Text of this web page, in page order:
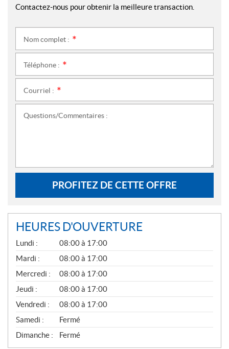
Contactez-nous pour obtenir la meilleure transaction.
Nom complet :
Téléphone :
Courriel :
Questions/Commentaires :
PROFITEZ DE CETTE OFFRE
HEURES D'OUVERTURE
G
É
N
É
R
A
L
Lundi :
08:00 à 17:00
Mardi :
08:00 à 17:00
Mercredi :
08:00 à 17:00
Jeudi :
08:00 à 17:00
Vendredi :
08:00 à 17:00
Samedi :
Fermé
Dimanche :
Fermé